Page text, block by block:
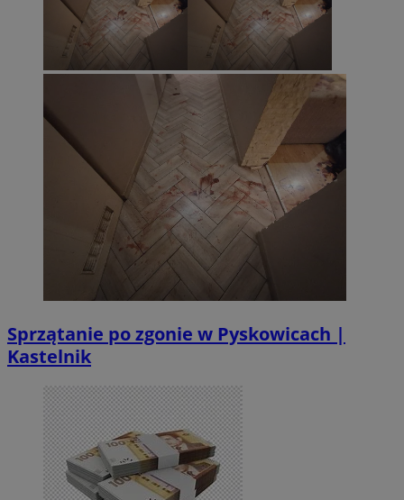
Sprzątanie po zgonie w Pyskowicach |
Kastelnik